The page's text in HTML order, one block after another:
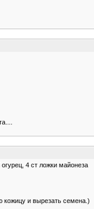
4 ст ложки майонеза
кожицу и вырезать семена.)